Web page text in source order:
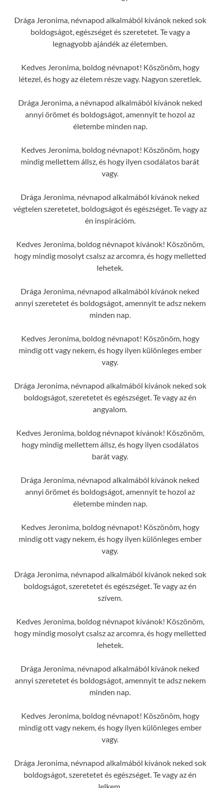
Drága Jeronima, névnapod alkalmából kívánok neked sok
boldogságot, egészséget és szeretetet. Te vagy a
legnagyobb ajándék az életemben.
Kedves Jeronima, boldog névnapot! Köszönöm, hogy
létezel, és hogy az életem része vagy. Nagyon szeretlek.
Drága Jeronima, a névnapod alkalmából kívánok neked
annyi örömet és boldogságot, amennyit te hozol az
életembe minden nap.
Kedves Jeronima, boldog névnapot! Köszönöm, hogy
mindig mellettem állsz, és hogy ilyen csodálatos barát
vagy.
Drága Jeronima, névnapod alkalmából kívánok neked
végtelen szeretetet, boldogságot és egészséget. Te vagy az
én inspirációm.
Kedves Jeronima, boldog névnapot kívánok! Köszönöm,
hogy mindig mosolyt csalsz az arcomra, és hogy melletted
lehetek.
Drága Jeronima, névnapod alkalmából kívánok neked
annyi szeretetet és boldogságot, amennyit te adsz nekem
minden nap.
Kedves Jeronima, boldog névnapot! Köszönöm, hogy
mindig ott vagy nekem, és hogy ilyen különleges ember
vagy.
Drága Jeronima, névnapod alkalmából kívánok neked sok
boldogságot, szeretetet és egészséget. Te vagy az én
angyalom.
Kedves Jeronima, boldog névnapot kívánok! Köszönöm,
hogy mindig mellettem állsz, és hogy ilyen csodálatos
barát vagy.
Drága Jeronima, névnapod alkalmából kívánok neked
annyi örömet és boldogságot, amennyit te hozol az
életembe minden nap.
Kedves Jeronima, boldog névnapot! Köszönöm, hogy
mindig ott vagy nekem, és hogy ilyen különleges ember
vagy.
Drága Jeronima, névnapod alkalmából kívánok neked sok
boldogságot, szeretetet és egészséget. Te vagy az én
szívem.
Kedves Jeronima, boldog névnapot kívánok! Köszönöm,
hogy mindig mosolyt csalsz az arcomra, és hogy melletted
lehetek.
Drága Jeronima, névnapod alkalmából kívánok neked
annyi szeretetet és boldogságot, amennyit te adsz nekem
minden nap.
Kedves Jeronima, boldog névnapot! Köszönöm, hogy
mindig ott vagy nekem, és hogy ilyen különleges ember
vagy.
Drága Jeronima, névnapod alkalmából kívánok neked sok
boldogságot, szeretetet és egészséget. Te vagy az én